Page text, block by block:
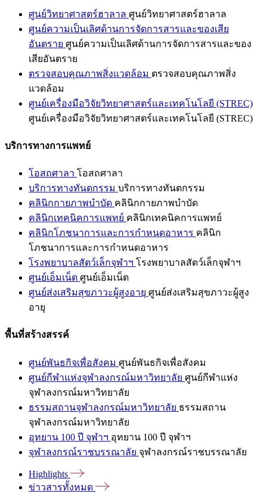
ศูนย์วิทยาศาสตร์ฮาลาล ศูนย์วิทยาศาสตร์ฮาลาล
ศูนย์ความเป็นเลิศด้านการจัดการสารและของเสีย
อันตราย ศูนย์ความเป็นเลิศด้านการจัดการสารและของ
เสียอันตราย
ตรวจสอบคุณภาพสิ่งแวดล้อม ตรวจสอบคุณภาพสิ่ง
แวดล้อม
ศูนย์เครื่องมือวิจัยวิทยาศาสตร์และเทคโนโลยี (STREC)
ศูนย์เครื่องมือวิจัยวิทยาศาสตร์และเทคโนโลยี (STREC)
บริการทางการแพทย์
โอสถศาลา โอสถศาลา
บริการทางทันตกรรม บริการทางทันตกรรม
คลินิกกายภาพบำบัด คลินิกกายภาพบำบัด
คลินิกเทคนิคการแพทย์ คลินิกเทคนิคการแพทย์
คลินิกโภชนาการและการกำหนดอาหาร คลินิก
โภชนาการและการกำหนดอาหาร
โรงพยาบาลสัตว์เล็กจุฬาฯ โรงพยาบาลสัตว์เล็กจุฬาฯ
ศูนย์เอ็มเน็ต ศูนย์เอ็มเน็ต
ศูนย์ส่งเสริมสุขภาวะผู้สูงอายุ ศูนย์ส่งเสริมสุขภาวะผู้สูง
อายุ
พื้นที่สร้างสรรค์
ศูนย์พันธกิจเพื่อสังคม ศูนย์พันธกิจเพื่อสังคม
ศูนย์กีฬาแห่งจุฬาลงกรณ์มหาวิทยาลัย ศูนย์กีฬาแห่ง
จุฬาลงกรณ์มหาวิทยาลัย
ธรรมสถานจุฬาลงกรณ์มหาวิทยาลัย ธรรมสถาน
จุฬาลงกรณ์มหาวิทยาลัย
อุทยาน 100 ปี จุฬาฯ อุทยาน 100 ปี จุฬาฯ
จุฬาลงกรณ์ราชบรรณาลัย จุฬาลงกรณ์ราชบรรณาลัย
Highlights
ข่าวสารทั้งหมด